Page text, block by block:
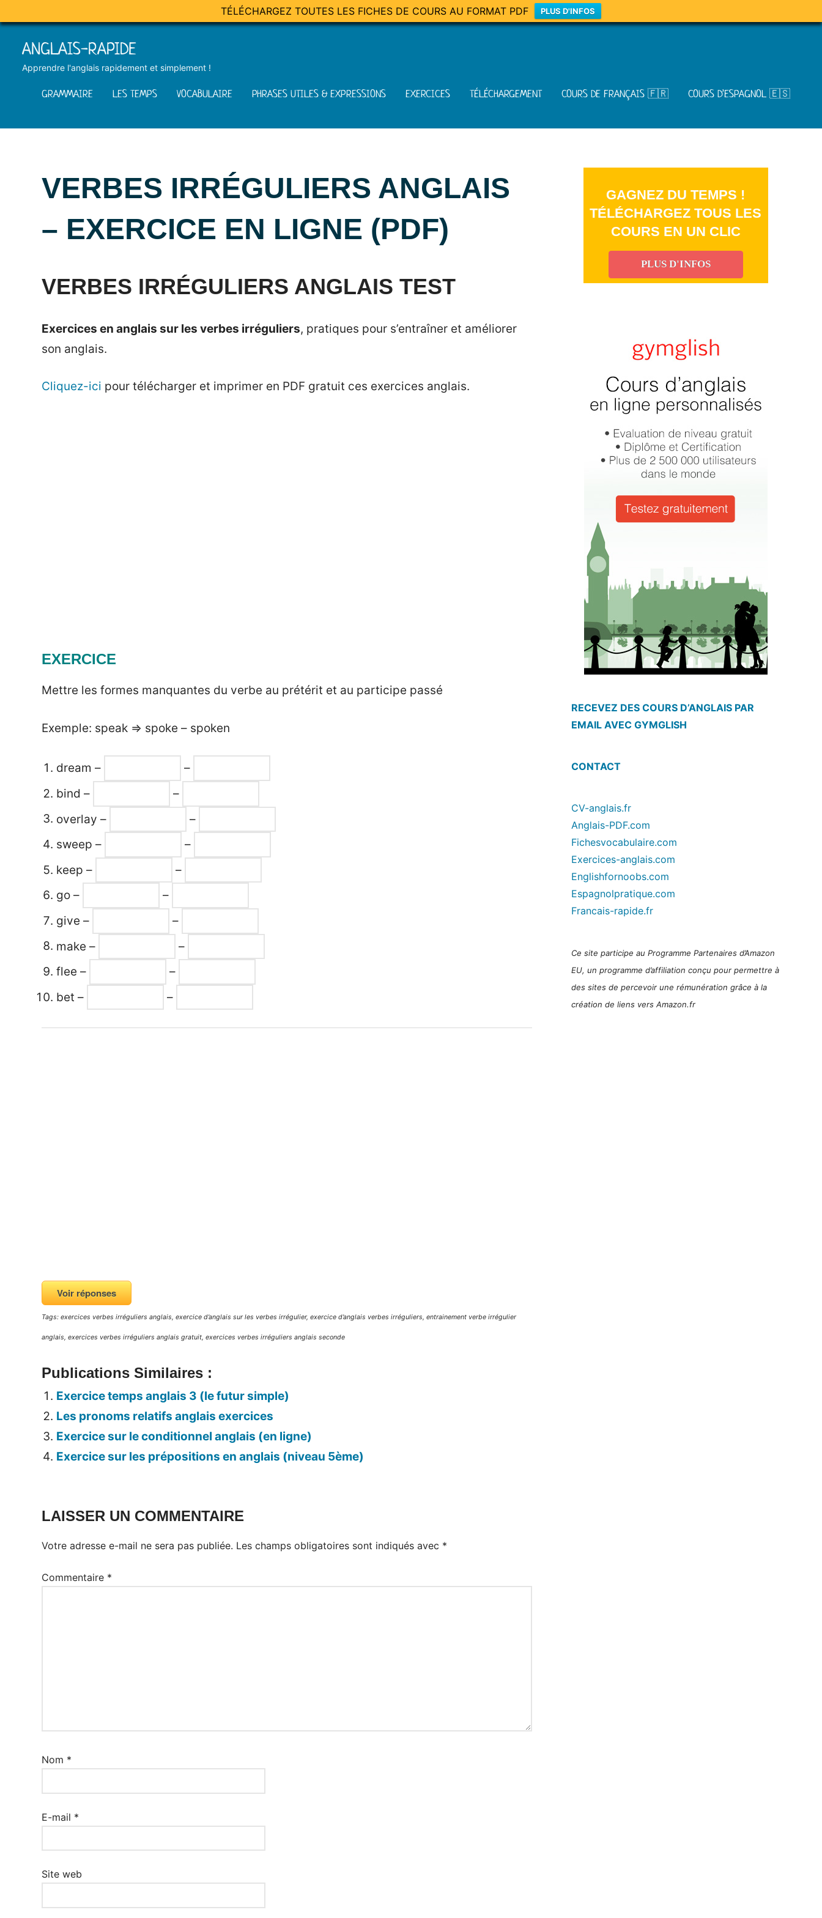
TÉLÉCHARGEZ TOUTES LES FICHES DE COURS AU FORMAT PDF PLUS D'INFOS
Skip
content
ANGLAIS-RAPIDE
Apprendre l'anglais rapidement et simplement !
GRAMMAIRE LES TEMPS VOCABULAIRE PHRASES UTILES & EXPRESSIONS EXERCICES TÉLÉCHARGEMENT COURS DE FRANÇAIS 🇫🇷 COURS D’ESPAGNOL 🇪🇸
VERBES IRRÉGULIERS ANGLAIS
– EXERCICE EN LIGNE (PDF)
on
24
2021
Mat
Exercices
VERBES IRRÉGULIERS ANGLAIS TEST
Exercices en anglais sur les verbes irréguliers, pratiques pour s’entraîner et améliorer
son anglais.
Cliquez-ici pour télécharger et imprimer en PDF gratuit ces exercices anglais.
EXERCICE
Mettre les formes manquantes du verbe au prétérit et au participe passé
Exemple: speak => spoke – spoken
dream –
–
bind –
–
overlay –
–
sweep –
–
keep –
–
go –
–
give –
–
make –
–
flee –
–
bet –
–
Voir réponses
Tags: exercices verbes irréguliers anglais, exercice d’anglais sur les verbes irrégulier, exercice d’anglais verbes irréguliers, entrainement verbe irrégulier
anglais, exercices verbes irréguliers anglais gratuit, exercices verbes irréguliers anglais seconde
Publications Similaires :
Exercice temps anglais 3 (le futur simple)
Les pronoms relatifs anglais exercices
Exercice sur le conditionnel anglais (en ligne)
Exercice sur les prépositions en anglais (niveau 5ème)
LAISSER UN COMMENTAIRE
Votre adresse e-mail ne sera pas publiée. Les champs obligatoires sont indiqués avec *
Commentaire *
Nom *
E-mail *
Site web
GAGNEZ DU TEMPS !
TÉLÉCHARGEZ TOUS LES
COURS EN UN CLIC
PLUS D'INFOS
RECEVEZ DES COURS D’ANGLAIS PAR
EMAIL AVEC GYMGLISH
CONTACT
CV-anglais.fr
Anglais-PDF.com
Fichesvocabulaire.com
Exercices-anglais.com
Englishfornoobs.com
Espagnolpratique.com
Francais-rapide.fr
Ce site participe au Programme Partenaires d’Amazon
EU, un programme d’affiliation conçu pour permettre à
des sites de percevoir une rémunération grâce à la
création de liens vers Amazon.fr